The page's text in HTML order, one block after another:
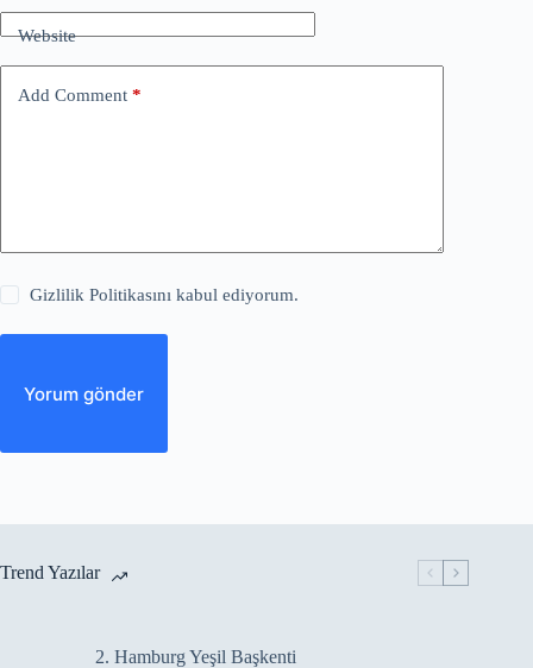
Website
Add Comment *
Gizlilik Politikasını kabul ediyorum.
Yorum gönder
Trend Yazılar
2. Hamburg Yeşil Başkenti